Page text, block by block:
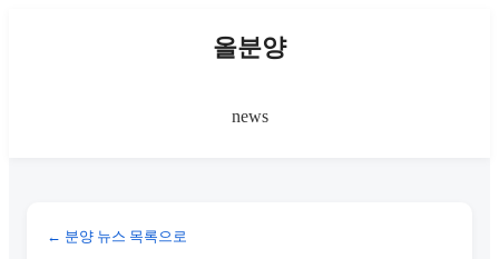
올분양
news
← 분양 뉴스 목록으로